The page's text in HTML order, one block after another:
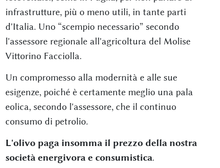
infrastrutture, più o meno utili, in tante parti
d'Italia. Uno “scempio necessario” secondo
l'assessore regionale all'agricoltura del Molise
Vittorino Facciolla.
Un compromesso alla modernità e alle sue
esigenze, poiché è certamente meglio una pala
eolica, secondo l'assessore, che il continuo
consumo di petrolio.
L'olivo paga insomma il prezzo della nostra
società energivora e consumistica.